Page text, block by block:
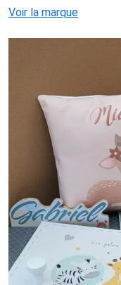
Voir la marque